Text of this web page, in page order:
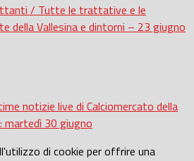
/ Tutte le trattative e le
della Vallesina e dintorni – 23 giugno
notizie live di Calciomercato della
martedì 30 giugno
di cookie per offrire una